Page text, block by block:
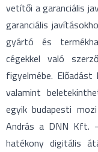
vetítői a garanciális
garanciális
gyártó és
cégekkel való
figyelmébe.
valamint
egyik budapesti
András a DNN Kft.
hatékony digitális